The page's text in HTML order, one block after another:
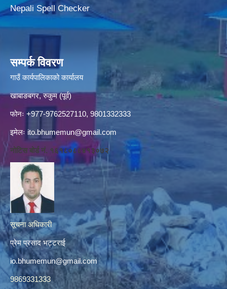
Nepali Spell Checker
सम्पर्क विवरण
गाउँ कार्यपालिकाको कार्यालय
खाबाङबगर, रुकुम (पूर्व)
फोनः +977-9762527110, 9801332333
इमेलः ito.bhumemun@gmail.com
नोटिस बोर्ड नं. १६१८०८८४१३०७२
सूचना अधिकारी
प्रेम प्रसाद भट्टराई
io.bhumemun@gmail.com
9869331333